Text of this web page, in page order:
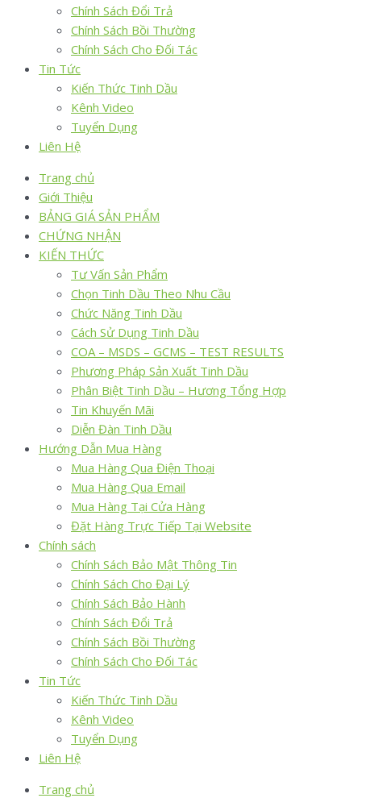
Chính Sách Đổi Trả
Chính Sách Bồi Thường
Chính Sách Cho Đối Tác
Tin Tức
Kiến Thức Tinh Dầu
Kênh Video
Tuyển Dụng
Liên Hệ
Trang chủ
Giới Thiệu
BẢNG GIÁ SẢN PHẨM
CHỨNG NHẬN
KIẾN THỨC
Tư Vấn Sản Phẩm
Chọn Tinh Dầu Theo Nhu Cầu
Chức Năng Tinh Dầu
Cách Sử Dụng Tinh Dầu
COA – MSDS – GCMS – TEST RESULTS
Phương Pháp Sản Xuất Tinh Dầu
Phân Biệt Tinh Dầu – Hương Tổng Hợp
Tin Khuyến Mãi
Diễn Đàn Tinh Dầu
Hướng Dẫn Mua Hàng
Mua Hàng Qua Điện Thoại
Mua Hàng Qua Email
Mua Hàng Tại Cửa Hàng
Đặt Hàng Trực Tiếp Tại Website
Chính sách
Chính Sách Bảo Mật Thông Tin
Chính Sách Cho Đại Lý
Chính Sách Bảo Hành
Chính Sách Đổi Trả
Chính Sách Bồi Thường
Chính Sách Cho Đối Tác
Tin Tức
Kiến Thức Tinh Dầu
Kênh Video
Tuyển Dụng
Liên Hệ
Trang chủ